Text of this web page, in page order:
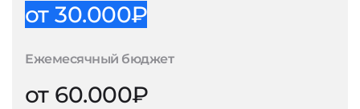
от 30.000₽
Ежемесячный бюджет
от 60.000₽